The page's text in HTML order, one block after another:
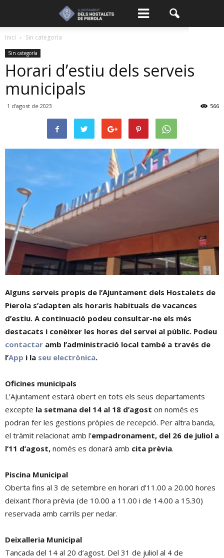
Inici Sin categoría
Sin categoría
Horari d’estiu dels serveis
municipals
1 d'agost de 2023 566
Alguns serveis propis de l’Ajuntament dels Hostalets de
Pierola s’adapten als horaris habituals de vacances
d’estiu. A continuació podeu consultar-ne els més
destacats i conèixer les hores del servei al públic. Podeu
contactar amb l’administració local també a través de
l’App i la seu electrònica.
Oficines municipals
L’Ajuntament estarà obert en tots els seus departaments
excepte la setmana del 14 al 18 d’agost on només es
podran fer les gestions pròpies de recepció. Per altra banda,
el tràmit relacionat amb l’empadronament, del 26 de juliol a
l’11 d’agost, només es donarà amb cita prèvia.
Piscina Municipal
Oberta fins al 3 de setembre en horari d’11.00 a 20.00 hores
deixant l’hora prèvia (de 10.00 a 11.00 i de 14.00 a 15.30)
reservada amb carrils per nedar.
Deixalleria Municipal
Tancada del 14 al 20 d’agost. Del 31 de juliol al 4 de